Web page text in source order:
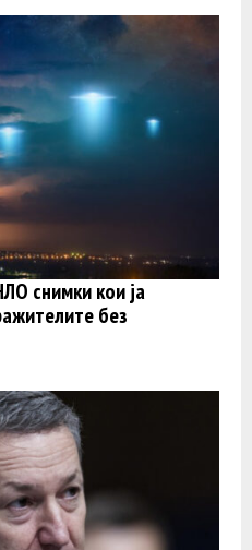
снимки кои ја
без